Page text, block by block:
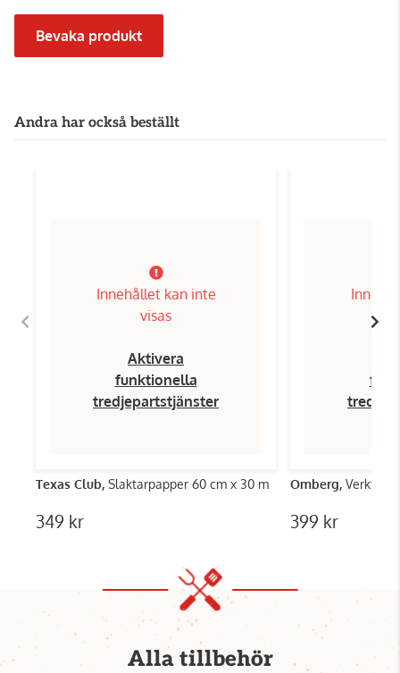
Bevaka produkt
Andra har också beställt
Innehållet kan inte
visas
Aktivera
funktionella
tredjepartstjänster
Texas Club, Slaktarpapper 60 cm x 30 m
349 kr
Omberg,
399 kr
Alla tillbehör